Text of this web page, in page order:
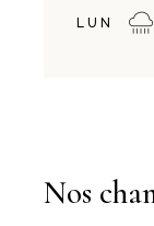
LUN
Nos